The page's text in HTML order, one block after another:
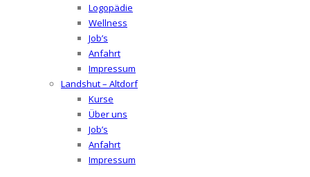
Logopädie
Wellness
Job’s
Anfahrt
Impressum
Landshut – Altdorf
Kurse
Über uns
Job’s
Anfahrt
Impressum